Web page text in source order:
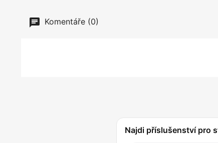
Komentáře (0)
Najdi příslušenství pro